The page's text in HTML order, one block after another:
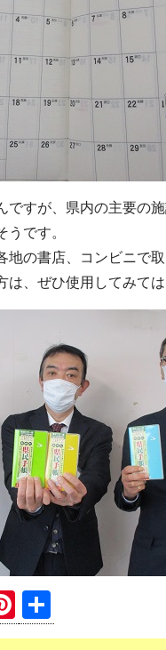
ですが、県内の主要の
です。
の書店、コンビニで取
は、ぜひ使用してみて
Pi
nt 有